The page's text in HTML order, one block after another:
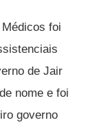
foi
de Jair
nome e foi
governo